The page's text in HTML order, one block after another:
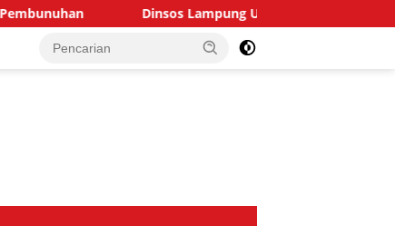
Dinsos Lampung Utara Salurkan Santunan Rp15